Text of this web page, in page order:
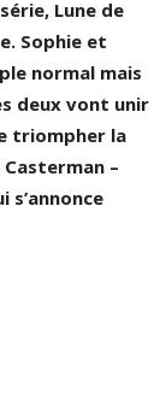
Lune de
Sophie et
normal mais
deux vont unir
triompher la
–
s’annonce